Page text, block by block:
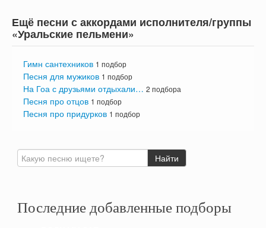
Ещё песни с аккордами исполнителя/группы
«Уральские пельмени»
Гимн сантехников 1 подбор
Песня для мужиков 1 подбор
На Гоа с друзьями отдыхали… 2 подбора
Песня про отцов 1 подбор
Песня про придурков 1 подбор
Последние добавленные подборы